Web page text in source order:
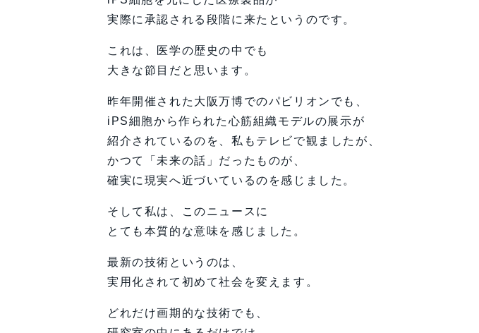
実際に承認される段階に来たというのです。
これは、医学の歴史の中でも
大きな節目だと思います。
昨年開催された大阪万博でのパビリオンでも、
iPS細胞から作られた心筋組織モデルの展示が
紹介されているのを、私もテレビで観ましたが、
かつて「未来の話」だったものが、
確実に現実へ近づいているのを感じました。
そして私は、このニュースに
とても本質的な意味を感じました。
最新の技術というのは、
実用化されて初めて社会を変えます。
どれだけ画期的な技術でも、